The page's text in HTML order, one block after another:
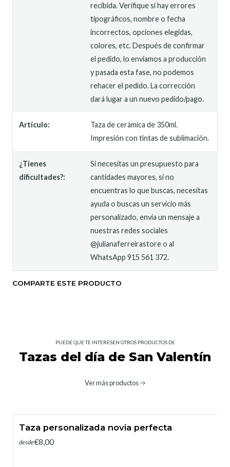
recibida. Verifique si hay errores
tipográficos, nombre o fecha
incorrectos, opciones elegidas,
colores, etc. Después de confirmar
el pedido, lo enviamos a producción
y pasada esta fase, no podemos
rehacer el pedido. La corrección
dará lugar a un nuevo pedido/pago.
Artículo:
Taza de cerámica de 350ml.
Impresión con tintas de sublimación.
¿Tienes
dificultades?:
Si necesitas un presupuesto para
cantidades mayores, si no
encuentras lo que buscas, necesitas
ayuda o buscas un servicio más
personalizado, envía un mensaje a
nuestras redes sociales
@julianaferreirastore o al
WhatsApp 915 561 372.
COMPARTE ESTE PRODUCTO
PUEDE QUE TE INTERESEN OTROS PRODUCTOS DE
Tazas del día de San Valentín
Ver más productos
Taza personalizada novia perfecta
desde€8,00